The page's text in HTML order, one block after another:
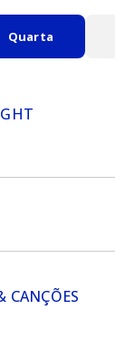
Quarta
CANÇÕES